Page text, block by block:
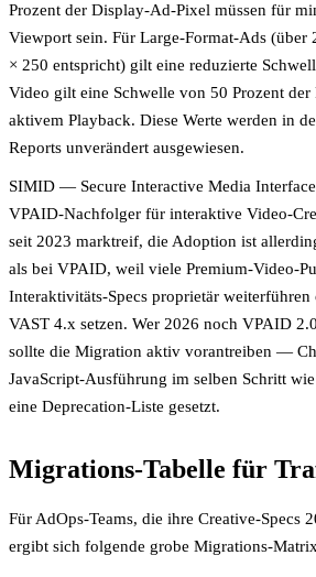
Prozent der Display-Ad-Pixel müssen für
Viewport sein. Für Large-Format-Ads (über
× 250 entspricht) gilt eine reduzierte
Video gilt eine Schwelle von 50 Prozent
aktivem Playback. Diese Werte werden in
Reports unverändert ausgewiesen.
SIMID — Secure Interactive Media
VPAID-Nachfolger für interaktive Video-
seit 2023 marktreif, die Adoption ist
als bei VPAID, weil viele Premium-Video-
Interaktivitäts-Specs proprietär weiterführen
VAST 4.x setzen. Wer 2026 noch VPAID
sollte die Migration aktiv vorantreiben —
JavaScript-Ausführung im selben Schritt
eine Deprecation-Liste gesetzt.
Migrations-Tabelle für
Für AdOps-Teams, die ihre Creative-Specs
ergibt sich folgende grobe Migrations-